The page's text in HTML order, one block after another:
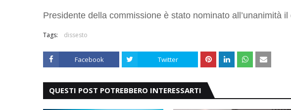
Presidente della commissione è stato nominato all’unanimità
Tags: dissesto
Facebook Twitter
QUESTI POST POTREBBERO INTERESSARTI